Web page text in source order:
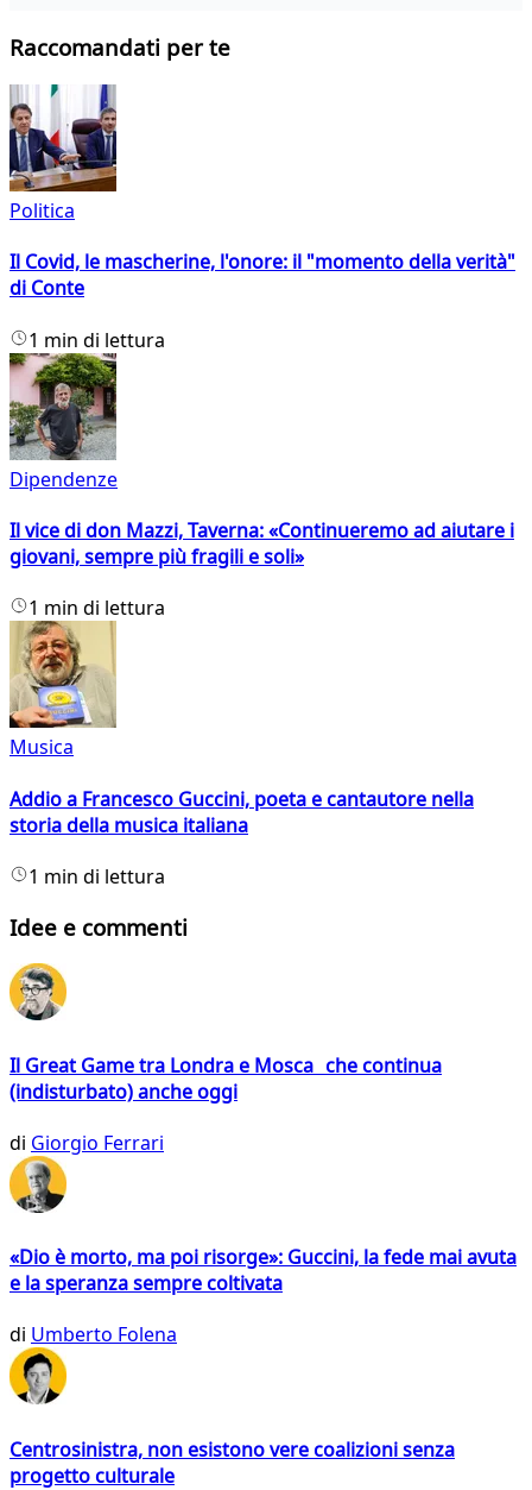
Raccomandati per te
Politica
Il Covid, le mascherine, l'onore: il "momento della verità"
di Conte
1 min di lettura
Dipendenze
Il vice di don Mazzi, Taverna: «Continueremo ad aiutare i
giovani, sempre più fragili e soli»
1 min di lettura
Musica
Addio a Francesco Guccini, poeta e cantautore nella
storia della musica italiana
1 min di lettura
Idee e commenti
Il Great Game tra Londra e Mosca che continua
(indisturbato) anche oggi
di Giorgio Ferrari
«Dio è morto, ma poi risorge»: Guccini, la fede mai avuta
e la speranza sempre coltivata
di Umberto Folena
Centrosinistra, non esistono vere coalizioni senza
progetto culturale